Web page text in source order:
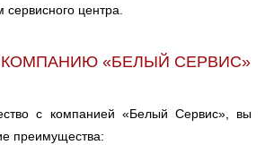
сервисного центра.
«БЕЛЫЙ СЕРВИС»
с компанией «Белый Сервис», вы
преимущества: